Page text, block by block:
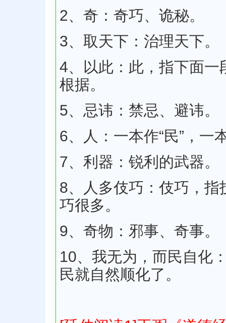
2、奇：奇巧、诡秘。
3、取天下：治理天下。
4、以此：此，指下面
根据。
5、忌讳：禁忌、避讳。
6、人：一本作“民”，一
7、利器：锐利的武器。
8、人多伎巧：伎巧，
巧很多。
9、奇物：邪事、奇事。
10、我无为，而民自化
民就自然顺化了。